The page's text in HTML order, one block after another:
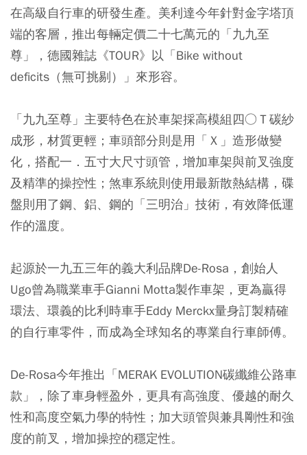
在高級自行車的研發生產。美利達今年針對金字塔頂
端的客層，推出每輛定價二十七萬元的「九九至
尊」，德國雜誌《TOUR》以「Bike without
deficits（無可挑剔）」來形容。
「九九至尊」主要特色在於車架採高模組四○Ｔ碳紗
成形，材質更輕；車頭部分則是用「Ｘ」造形做變
化，搭配一．五寸大尺寸頭管，增加車架與前叉強度
及精準的操控性；煞車系統則使用最新散熱結構，碟
盤則用了鋼、鋁、鋼的「三明治」技術，有效降低運
作的溫度。
起源於一九五三年的義大利品牌De-Rosa，創始人
Ugo曾為職業車手Gianni Motta製作車架，更為贏得
環法、環義的比利時車手Eddy Merckx量身訂製精確
的自行車零件，而成為全球知名的專業自行車師傅。
De-Rosa今年推出「MERAK EVOLUTION碳纖維公路車
款」，除了車身輕盈外，更具有高強度、優越的耐久
性和高度空氣力學的特性；加大頭管與兼具剛性和強
度的前叉，增加操控的穩定性。